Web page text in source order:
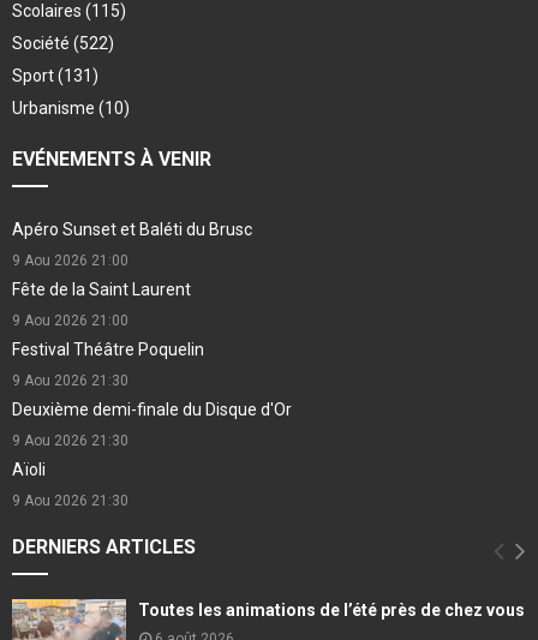
Scolaires (115)
Société (522)
Sport(131)
Urbanisme (10)
EVÉNEMENTS À VENIR
Apéro Sunset et Baléti du Brusc
9 Aou 2026 21:00
Fête de la Saint Laurent
9 Aou 2026 21:00
Festival Théâtre Poquelin
9 Aou 2026 21:30
Deuxième demi-finale du Disque d'Or
9 Aou 2026 21:30
Aïoli
9 Aou 2026 21:30
DERNIERS ARTICLES
Toutes les animations de l’été près de chez vous